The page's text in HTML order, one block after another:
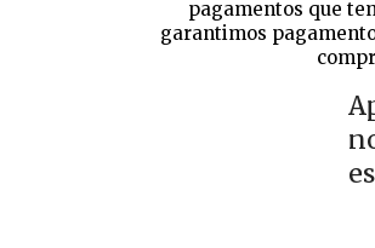
pagamentos que
garantimos